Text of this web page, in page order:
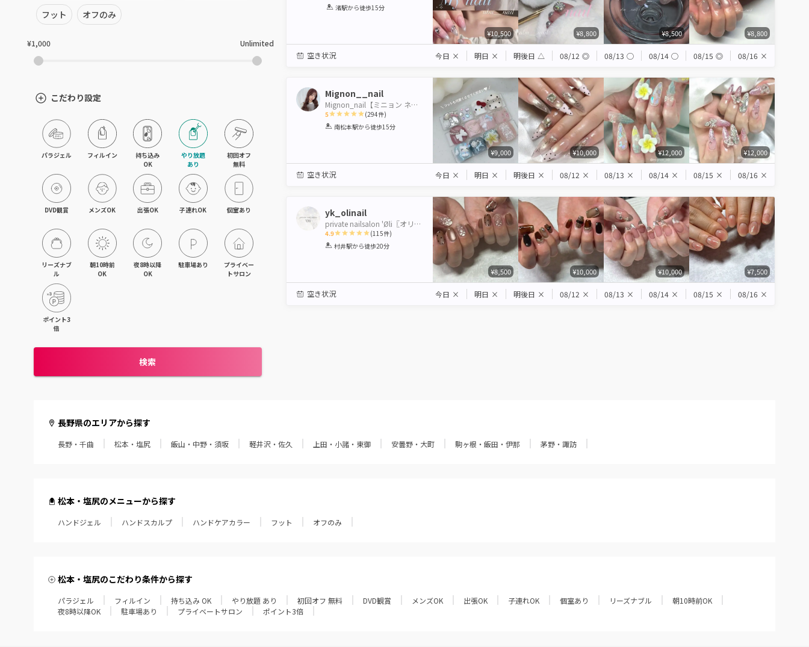
茅野・諏訪
フット オフのみ
¥1,000 Unlimited
こだわり設定
パラジェル フィルイン
持ち込み
OK
やり放題
あり
初回オフ
無料
DVD観賞 メンズOK 出張OK 子連れOK 個室あり
リーズナブ
ル
朝10時前
OK
夜8時以降
OK
駐車場あり
プライベー
トサロン
ポイント3
倍
検索
1 2 3 4 5
渚駅から徒歩15分
¥10,500 ¥8,800 ¥8,500 ¥8,800
空き状況 今日 × 明日 × 明後日 △ 08/12 ◎ 08/13 ◯ 08/14 ◯ 08/15 ◎ 08/16 ×
Mignon__nail
Mignon_nail【ミニョン ネイル】
5
1 2 3 4 5
(294件)
南松本駅から徒歩15分
¥9,000 ¥10,000 ¥12,000 ¥12,000
空き状況 今日 × 明日 × 明後日 × 08/12 × 08/13 × 08/14 × 08/15 × 08/16 ×
yk_olinail
private nailsalon 'Øli〖オリ〗
4.9
1 2 3 4 5
(115件)
村井駅から徒歩20分
¥8,500 ¥10,000 ¥10,000 ¥7,500
空き状況 今日 × 明日 × 明後日 × 08/12 × 08/13 × 08/14 × 08/15 × 08/16 ×
長野県のエリアから探す
長野・千曲 松本・塩尻 飯山・中野・須坂 軽井沢・佐久 上田・小諸・東御 安曇野・大町 駒ヶ根・飯田・伊那 茅野・諏訪
松本・塩尻のメニューから探す
ハンドジェル ハンドスカルプ ハンドケアカラー フット オフのみ
松本・塩尻のこだわり条件から探す
パラジェル フィルイン 持ち込み OK やり放題 あり 初回オフ 無料 DVD観賞 メンズOK 出張OK 子連れOK 個室あり リーズナブル
朝10時前OK
夜8時以降OK
駐車場あり プライベートサロン ポイント3倍